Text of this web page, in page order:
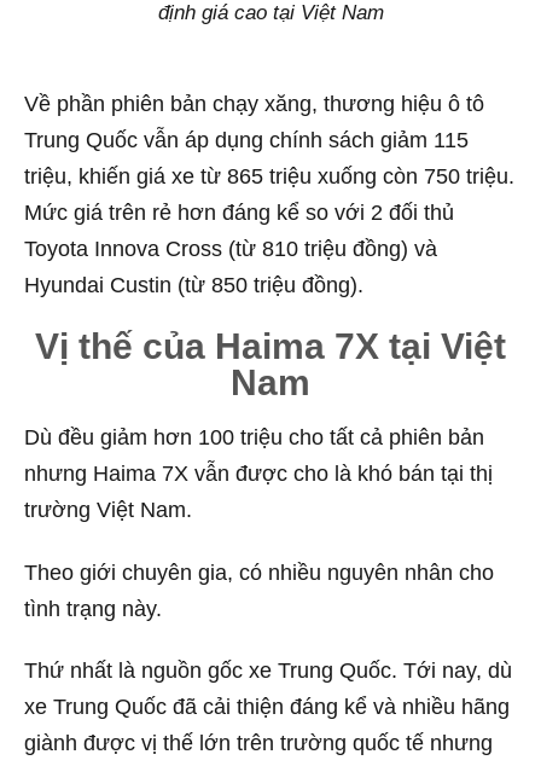
định giá cao tại Việt Nam
Về phần phiên bản chạy xăng, thương hiệu ô tô
Trung Quốc vẫn áp dụng chính sách giảm 115
triệu, khiến giá xe từ 865 triệu xuống còn 750 triệu.
Mức giá trên rẻ hơn đáng kể so với 2 đối thủ
Toyota Innova Cross (từ 810 triệu đồng) và
Hyundai Custin (từ 850 triệu đồng).
Vị thế của Haima 7X tại Việt
Nam
Dù đều giảm hơn 100 triệu cho tất cả phiên bản
nhưng Haima 7X vẫn được cho là khó bán tại thị
trường Việt Nam.
Theo giới chuyên gia, có nhiều nguyên nhân cho
tình trạng này.
Thứ nhất là nguồn gốc xe Trung Quốc. Tới nay, dù
xe Trung Quốc đã cải thiện đáng kể và nhiều hãng
giành được vị thế lớn trên trường quốc tế nhưng